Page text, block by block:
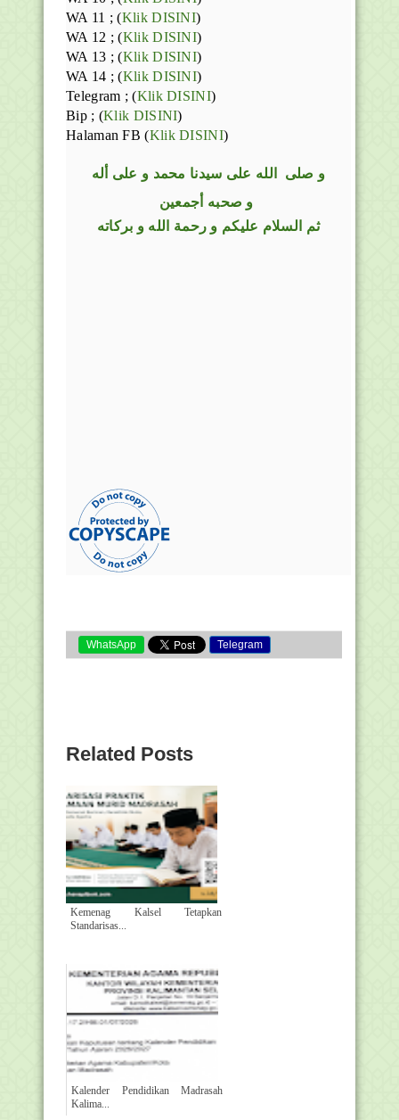
WA 11 ; (Klik DISINI)
WA 12 ; (Klik DISINI)
WA 13 ; (Klik DISINI)
WA 14 ; (Klik DISINI)
Telegram ;(Klik DISINI)
Bip ; (Klik DISINI)
Halaman FB(Klik DISINI)
و صلى الله على سيدنا محمد و على أله
و صحبه أجمعين
ثم السلام عليكم و رحمة الله و بركاته
WhatsApp Telegram
Related Posts
Kemenag Kalsel Tetapkan
Standarisas...
Kalender Pendidikan Madrasah
Kalima...